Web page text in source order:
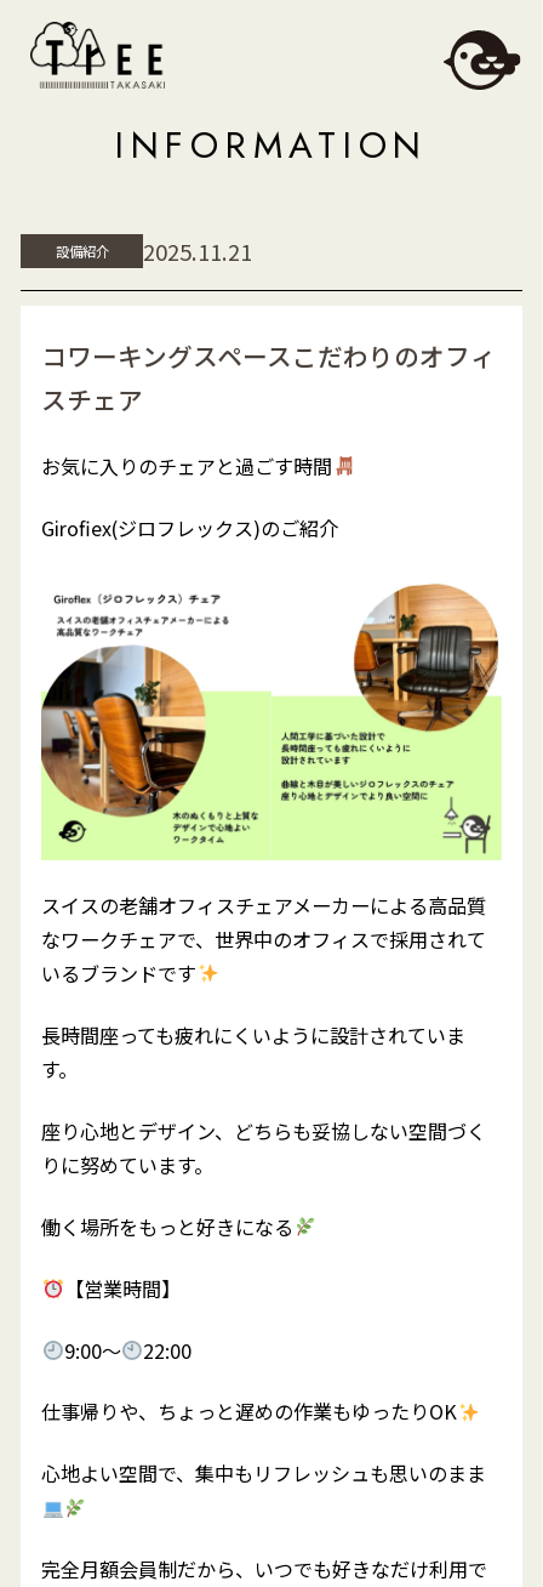
INFORMATION
設備紹介 2025.11.21
コワーキングスペースこだわりのオフィ
スチェア
お気に入りのチェアと過ごす時間
Girofiex(ジロフレックス)のご紹介
スイスの老舗オフィスチェアメーカーによる高品質
なワークチェアで、世界中のオフィスで採用されて
いるブランドです
長時間座っても疲れにくいように設計されていま
す。
座り心地とデザイン、どちらも妥協しない空間づく
りに努めています。
働く場所をもっと好きになる
【営業時間】
9:00～ 22:00
仕事帰りや、ちょっと遅めの作業もゆったりOK
心地よい空間で、集中もリフレッシュも思いのまま
完全月額会員制だから、いつでも好きなだけ利用で